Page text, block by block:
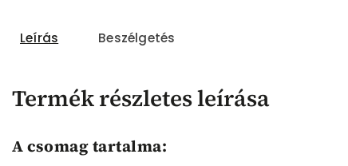
Leírás Beszélgetés
Termék részletes leírása
A csomag tartalma: